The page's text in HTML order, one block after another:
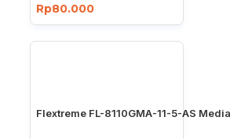
Rp80.000
Flextreme FL-8110GMA-11-5-AS